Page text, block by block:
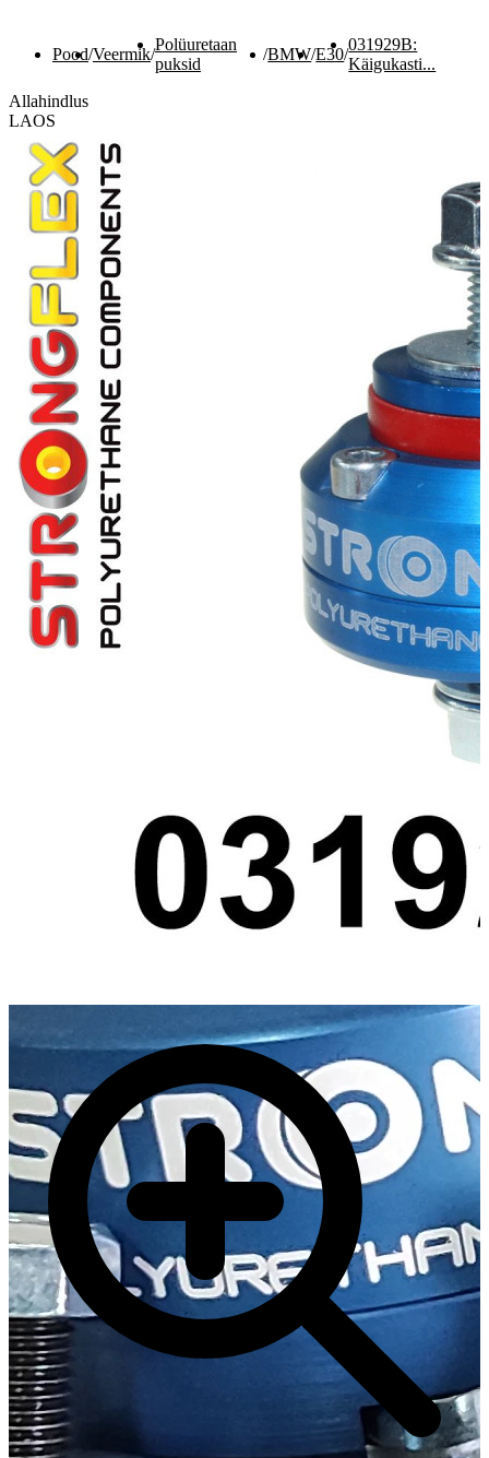
Pood/Veermik/
Polüuretaan
puksid
/BMW/E30/
031929B:
Käigukasti...
Allahindlus
LAOS